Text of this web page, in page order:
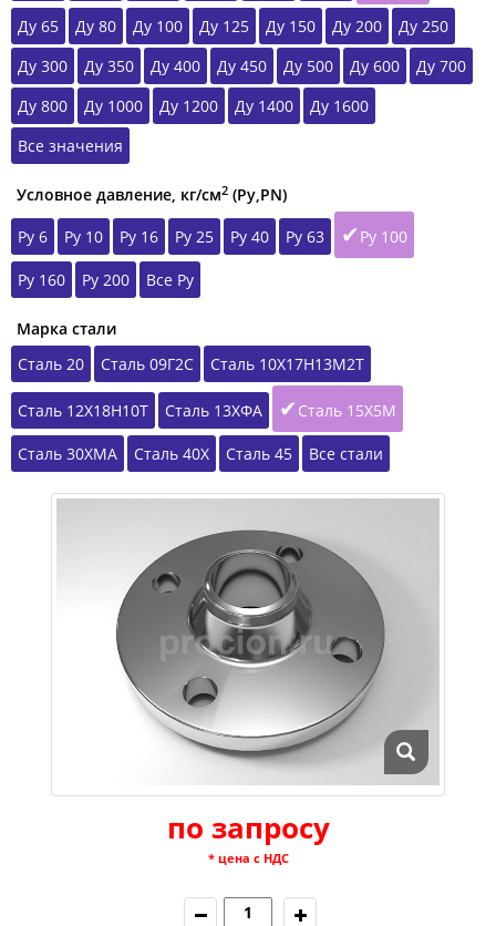
Ду 65 Ду 80 Ду 100 Ду 125 Ду 150 Ду 200
Ду 250
Ду 300
Ду 350 Ду 400 Ду 450 Ду 500 Ду 600
Ду 700
Ду 800
Ду 1000 Ду 1200 Ду 1400
Ду 1600
Все значения
Условное давление, кг/см2 (Ру,РN)
Ру 6
Ру 10 Ру 16 Ру 25 Ру 40 Ру 63 Ру 100
Ру 160 Ру 200 Все Ру
Марка стали
Сталь 20
Сталь 09Г2С Сталь 10Х17Н13М2Т
Сталь 12Х18Н10Т Сталь 13ХФА Сталь 15Х5М
Сталь 30ХМА Сталь 40Х Сталь 45 Все стали
по запросу
* цена с НДС